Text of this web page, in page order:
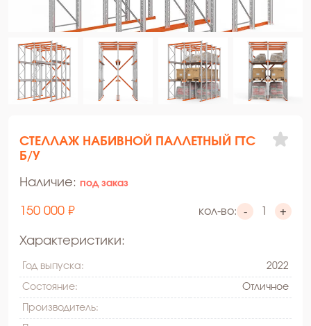
СТЕЛЛАЖ НАБИВНОЙ ПАЛЛЕТНЫЙ ГТС
Б/У
Наличие: под заказ
150 000 ₽ кол-во: - +
Характеристики:
Год выпуска: 2022
Состояние: Oтличное
Производитель: